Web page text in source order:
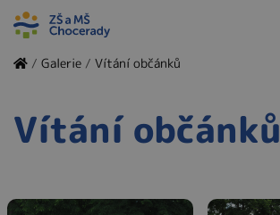
/ Galerie / Vítání občánků
Vítání občánků